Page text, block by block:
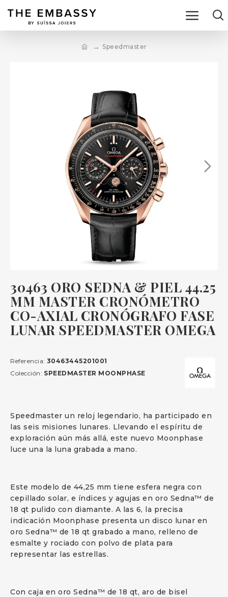
Speedmaster
30463 ORO SEDNA & PIEL 44.25
MM MASTER CRONÓMETRO
CO-AXIAL CRONÓGRAFO FASE
LUNAR SPEEDMASTER OMEGA
Speedmaster un reloj legendario, ha participado en
las seis misiones lunares. Llevando el espíritu de
exploración aún más allá, este nuevo Moonphase
luce una la luna grabada a mano.
Este modelo de 44,25 mm tiene esfera negra con
cepillado solar, e índices y agujas en oro Sedna™ de
18 qt pulido con diamante. A las 6, la precisa
indicación Moonphase presenta un disco lunar en
oro Sedna™ de 18 qt grabado a mano, relleno de
esmalte y rociado con polvo de plata para
representar las estrellas.
Con caja en oro Sedna™ de 18 qt, aro de bisel
Referencia: 30463445201001
Colección: SPEEDMASTER MOONPHASE